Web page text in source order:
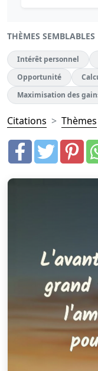
THÈMES SEMBLABLES
Intérêt personnel
Opportunité
Maximisation des
Citations Thèmes